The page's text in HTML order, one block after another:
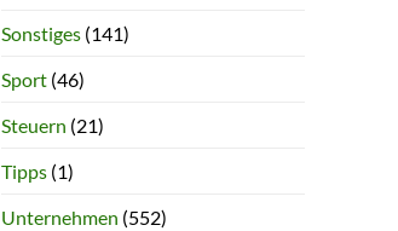
Sonstiges(141)
Sport(46)
Steuern (21)
Tipps(1)
Unternehmen (552)